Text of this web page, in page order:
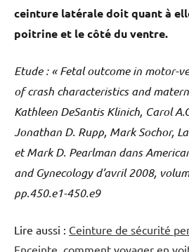
ceinture latérale doit quant à
poitrine et le côté du ventre.
Etude : « Fetal outcome in motor-
of crash characteristics and
Kathleen DeSantis Klinich, Carol
Jonathan D. Rupp, Mark Sochor,
et Mark D. Pearlman dans
and Gynecologyd’avril 2008,
pp.450.e1-450.e9
Lire aussi : Ceinture de sécurité
Enceinte, comment voyager en